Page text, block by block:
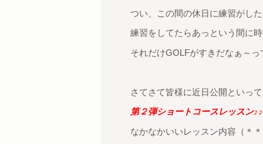
つい、この間の休日に練習がし
練習をしてたらあっという間に
それだけGOLFがすきだなぁ～
さてさて皆様に近日公開といっ
第２弾ショートコースレッスン
なかなかいいレッスン内容（＊